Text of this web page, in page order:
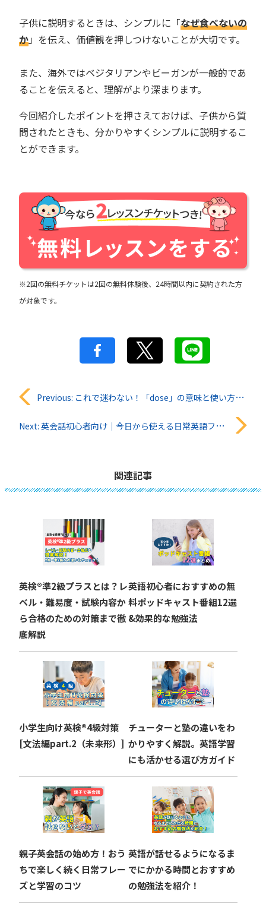
子供に説明するときは、シンプルに「なぜ食べないの
か」を伝え、価値観を押しつけないことが大切です。
また、海外ではベジタリアンやビーガンが一般的であ
ることを伝えると、理解がより深まります。
今回紹介したポイントを押さえておけば、子供から質
問されたときも、分かりやすくシンプルに説明するこ
とができます。
※2回の無料チケットは2回の無料体験後、24時間以内に契約された方
が対象です。
投
稿
ョ
ン
Previous: これで迷わない！「dose」の意味と使い方を徹底解説
Next: 英会話初心者向け｜今日から使える日常英語フレーズ
関連記事
英検®︎準2級プラスとは？レ
ベル・難易度・試験内容か
ら合格のための対策まで徹
底解説
英語初心者におすすめの無
料ポッドキャスト番組12選
&効果的な勉強法
小学生向け英検®︎4級対策
[文法編part.2（未来形）]
チューターと塾の違いをわ
かりやすく解説。英語学習
にも活かせる選び方ガイド
親子英会話の始め方！おう
ちで楽しく続く日常フレー
ズと学習のコツ
英語が話せるようになるま
でにかかる時間とおすすめ
の勉強法を紹介！